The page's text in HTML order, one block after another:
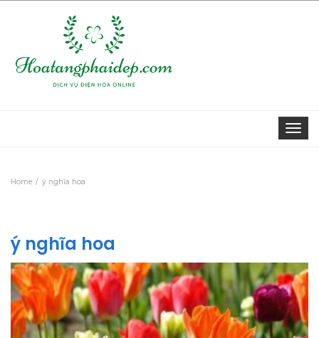
Home ý nghĩa hoa
ý nghĩa hoa